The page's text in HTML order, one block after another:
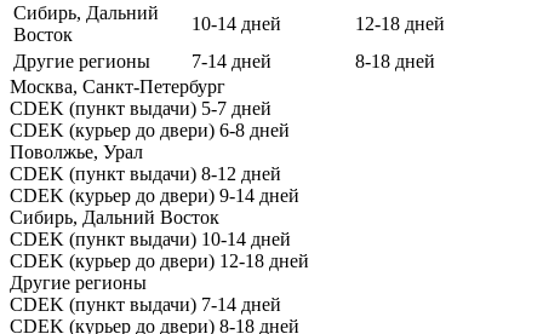
Сибирь, Дальний
Восток
10-14 дней
12-18 дней
Другие регионы
7-14 дней
8-18 дней
Москва, Санкт-Петербург
CDEK (пункт выдачи) 5-7 дней
CDEK (курьер до двери) 6-8 дней
Поволжье, Урал
CDEK (пункт выдачи) 8-12 дней
CDEK (курьер до двери) 9-14 дней
Сибирь, Дальний Восток
CDEK (пункт выдачи) 10-14 дней
CDEK (курьер до двери) 12-18 дней
Другие регионы
CDEK (пункт выдачи) 7-14 дней
CDEK (курьер до двери) 8-18 дней